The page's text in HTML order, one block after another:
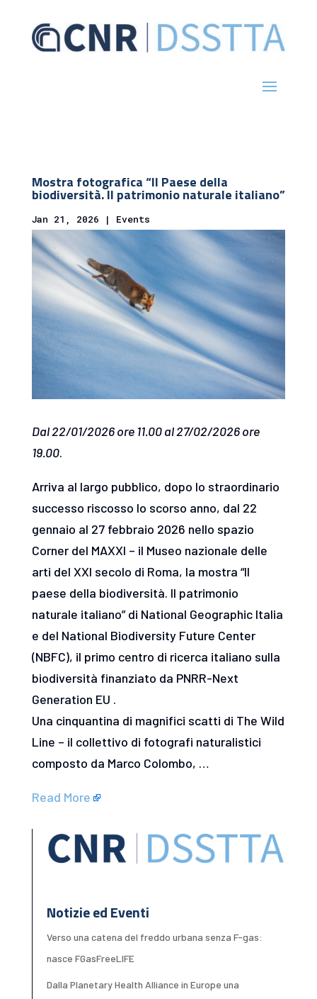
Mostra fotografica “Il Paese della
biodiversità. Il patrimonio naturale italiano”
Jan 21, 2026 | Events
Dal 22/01/2026 ore 11.00 al 27/02/2026 ore
19.00.
Arriva al largo pubblico, dopo lo straordinario
successo riscosso lo scorso anno, dal 22
gennaio al 27 febbraio 2026 nello spazio
Corner del MAXXI – il Museo nazionale delle
arti del XXI secolo di Roma, la mostra “Il
paese della biodiversità. Il patrimonio
naturale italiano” di National Geographic Italia
e del National Biodiversity Future Center
(NBFC), il primo centro di ricerca italiano sulla
biodiversità finanziato da PNRR-Next
Generation EU .
Una cinquantina di magnifici scatti di The Wild
Line – il collettivo di fotografi naturalistici
composto da Marco Colombo, …
Read More
Notizie ed Eventi
Verso una catena del freddo urbana senza F-gas:
nasce FGasFreeLIFE
Dalla Planetary Health Alliance in Europe una